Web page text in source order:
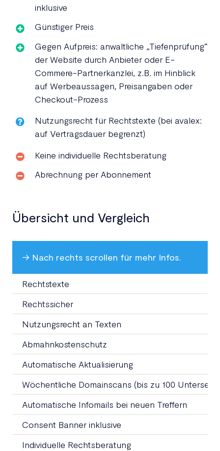
inklusive
Günstiger Preis
Gegen Aufpreis: anwaltliche „Tiefenprüfung“
der Website durch Anbieter oder E-
Commere-Partnerkanzlei, z.B. im Hinblick
auf Werbeaussagen, Preisangaben oder
Checkout-Prozess
Nutzungsrecht für Rechtstexte (bei avalex:
auf Vertragsdauer begrenzt)
Keine individuelle Rechtsberatung
Abrechnung per Abonnement
Übersicht und Vergleich
Rechtstexte
Rechtssicher
Nutzungsrecht an Texten
Abmahnkostenschutz
Automatische Aktualisierung
Wöchentliche Domainscans (bis zu 100
Automatische Infomails bei neuen Treffern
Consent Banner inklusive
Individuelle Rechtsberatung